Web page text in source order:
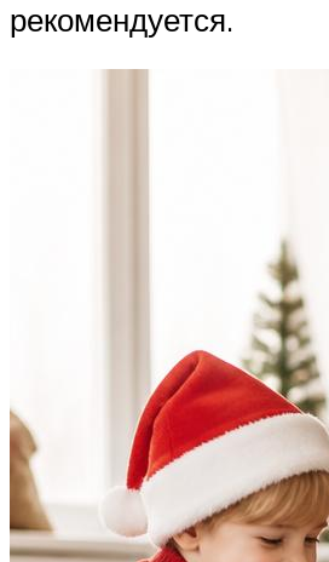
рекомендуется.